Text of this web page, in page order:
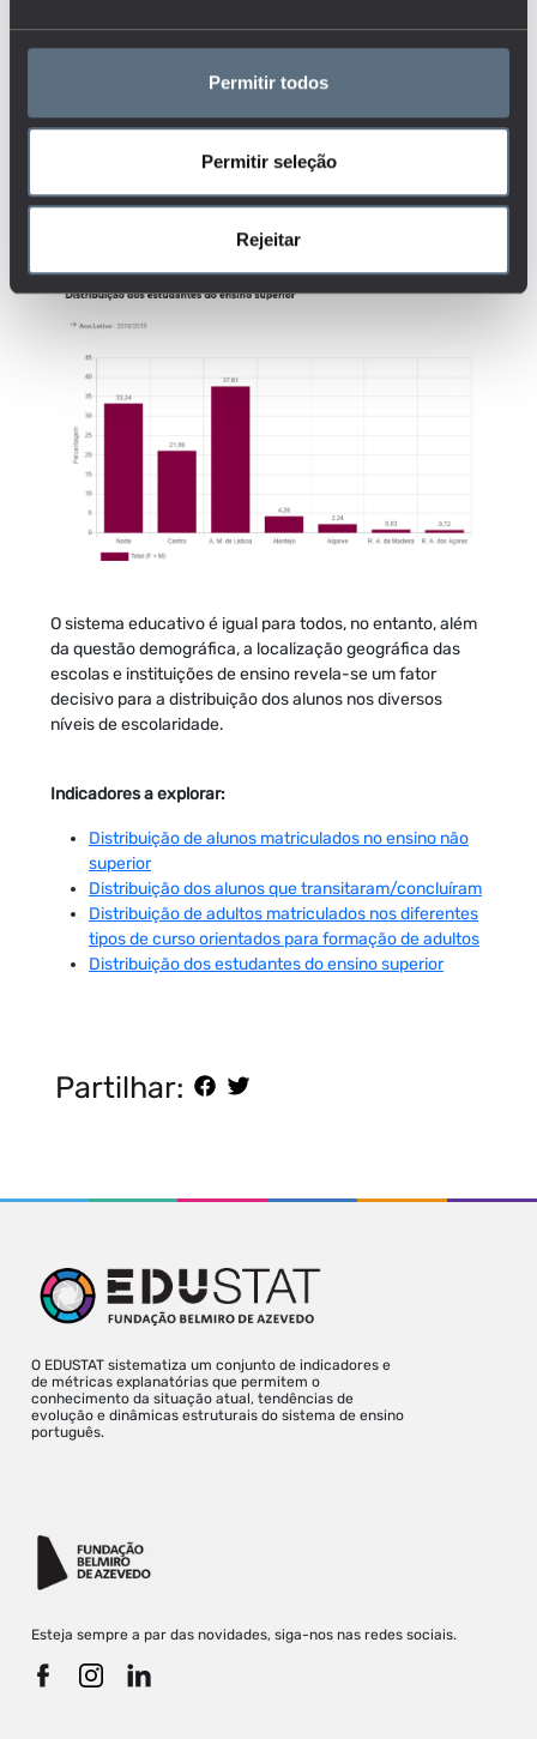
Permitir todos
Permitir seleção
Rejeitar
Norte,11%no Centro,4%no Alentejo,2%no Algarve,2%
na Madeira e1%nos Açores.
se a distribuição dos estudantes inscritos por região. Do
total de alunos matriculados nas universidades e
politécnicos no ano letivo de 2018/2019,
Área Metropolitana de Lisboa,33%na região Norte,2%no
O sistema educativo é igual para todos, no entanto, além
da questão demográfica, a localização geográfica das
escolas e instituições de ensino revela-se um fator
decisivo para a distribuição dos alunos nos diversos
níveis de escolaridade.
Indicadores a explorar:
Distribuição de alunos matriculados no ensino não
superior
Distribuição dos alunos que transitaram/concluíram
Distribuição de adultos matriculados nos diferentes
tipos de curso orientados para formação de adultos
Distribuição dos estudantes do ensino superior
Partilhar:
O EDUSTAT sistematiza um conjunto de indicadores e
de métricas explanatórias que permitem o
conhecimento da situação atual, tendências de
evolução e dinâmicas estruturais do sistema de ensino
português.
Esteja sempre a par das novidades, siga-nos nas redes sociais.